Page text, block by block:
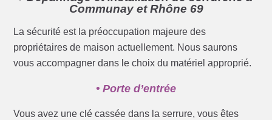
Communay et Rhône 69
La sécurité est la préoccupation majeure des
propriétaires de maison actuellement. Nous saurons
vous accompagner dans le choix du matériel approprié.
• Porte d’entrée
Vous avez une clé cassée dans la serrure, vous êtes